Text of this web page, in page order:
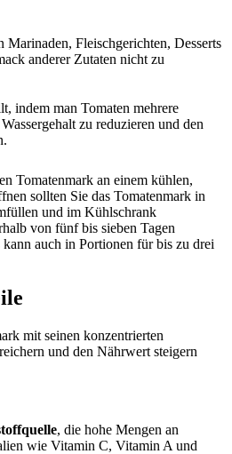
Marinaden, Fleischgerichten, Desserts
anderer Zutaten nicht zu
indem man Tomaten mehrere
zu reduzieren und den
Tomatenmark an einem kühlen,
sollten Sie das Tomatenmark in
und im Kühlschrank
von fünf bis sieben Tagen
auch in Portionen für bis zu drei
mit seinen konzentrierten
und den Nährwert steigern
, die hohe Mengen an
wie Vitamin C, Vitamin A und